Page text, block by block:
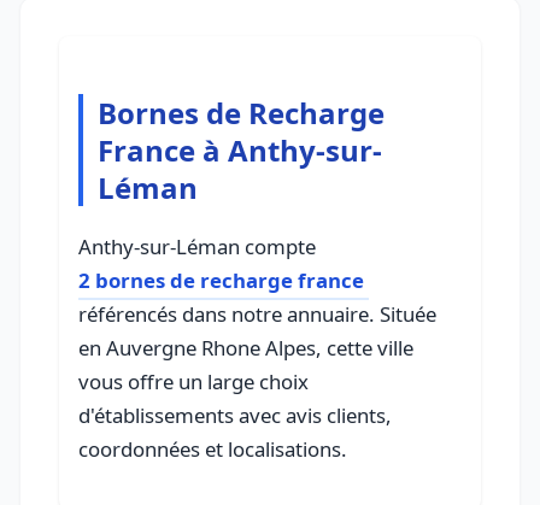
Bornes de Recharge
France à Anthy-sur-
Léman
Anthy-sur-Léman compte
2 bornes de recharge france
référencés dans notre annuaire. Située
en Auvergne Rhone Alpes, cette ville
vous offre un large choix
d'établissements avec avis clients,
coordonnées et localisations.